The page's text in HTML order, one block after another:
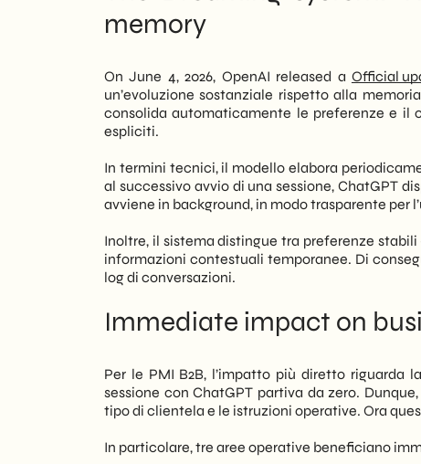
Reading SHM Studio: a paradigm shift,
dell’utente tra sessioni diverse,
dimentica più le informazioni chiave al
Tuttavia, l’impatto più interessante
possono ora configurare assistenti AI
stadio del funnel in cui si trova. Di
lead nurturing diventano più coerenti e
In this article, we atSHM Studio
si può misurare sui processi aziendali e
una lettura prospettica su come questa
dirette per chi gestisce pipeline
memory
On June 4, 2026, OpenAI released a Official
un’evoluzione sostanziale rispetto alla
consolida automaticamente le preferenze e il
espliciti.
In termini tecnici, il modello elabora
al successivo avvio di una sessione, ChatGPT
avviene in background, in modo trasparente per
Inoltre, il sistema distingue tra preferenze
informazioni contestuali temporanee. Di
log di conversazioni.
Immediate impact on
Per le PMI B2B, l’impatto più diretto riguarda
sessione con ChatGPT partiva da zero.
tipo di clientela e le istruzioni operative. Ora
In particolare, tre aree operative beneficiano